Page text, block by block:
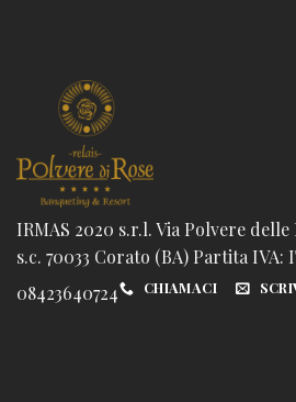
IRMAS 2020 s.r.l. Via Polvere delle
s.c. 70033 Corato (BA) Partita IVA:
08423640724
CHIAMACI